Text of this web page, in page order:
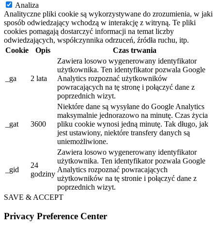
Analiza
Analityczne pliki cookie są wykorzystywane do zrozumienia, w jaki
sposób odwiedzający wchodzą w interakcję z witryną. Te pliki
cookies pomagają dostarczyć informacji na temat liczby
odwiedzających, współczynnika odrzuceń, źródła ruchu, itp.
Cookie
Opis Czas trwania
_ga 2 lata
Zawiera losowo wygenerowany identyfikator
użytkownika. Ten identyfikator pozwala Google
Analytics rozpoznać użytkowników
powracających na tę stronę i połączyć dane z
poprzednich wizyt.
_gat 3600
Niektóre dane są wysyłane do Google Analytics
maksymalnie jednorazowo na minutę. Czas życia
pliku cookie wynosi jedną minutę. Tak długo, jak
jest ustawiony, niektóre transfery danych są
uniemożliwione.
_gid
24
godziny
Zawiera losowo wygenerowany identyfikator
użytkownika. Ten identyfikator pozwala Google
Analytics rozpoznać powracających
użytkowników na tę stronie i połączyć dane z
poprzednich wizyt.
SAVE & ACCEPT
Privacy Preference Center